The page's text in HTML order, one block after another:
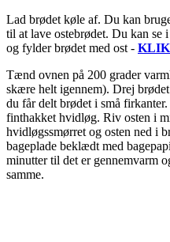
Lad brødet køle af. Du kan
til at lave ostebrødet. Du kan se
og fylder brødet med ost - KLIK
Tænd ovnen på 200 grader
skære helt igennem). Drej
du får delt brødet i små
finthakket hvidløg. Riv osten i
hvidløgssmørret og osten ned i
bageplade beklædt med
minutter til det er gennemvarm
samme.